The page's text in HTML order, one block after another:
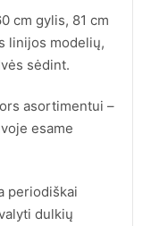
cm gylis, 81 cm
linijos modelių,
sėdint.
asortimentui –
esame
periodiškai
dulkių